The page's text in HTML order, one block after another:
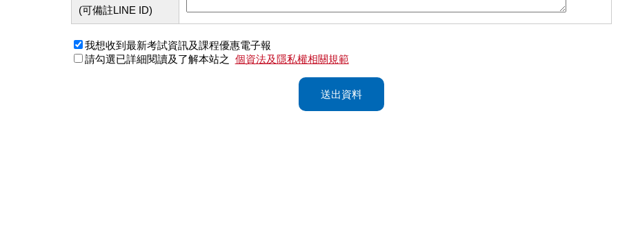
(可備註LINE ID)
我想收到最新考試資訊及課程優惠電子報
請勾選已詳細閱讀及了解本站之 個資法及隱私權相關規範
送出資料